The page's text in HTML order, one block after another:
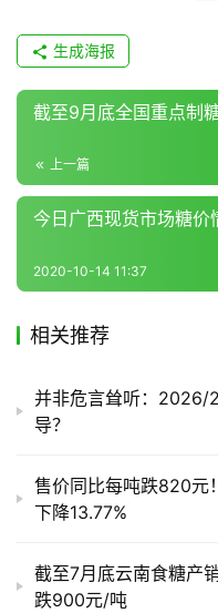
区
频
道
产
业
产
运
生成海报
截至9月底全国重点制
上一篇
今日广西现货市场糖价
2020-10-14 11:37
相关推荐
并非危言耸听：2026/
导？
售价同比每吨跌820元
下降13.77%
截至7月底云南食糖产
跌900元/吨